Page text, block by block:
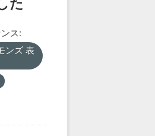
ス:
ンズ 表